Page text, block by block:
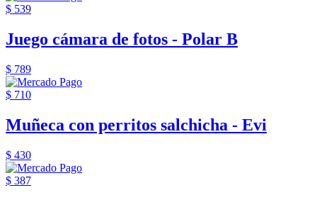
$ 539
Juego cámara de fotos - Polar B
$ 789
$ 710
Muñeca con perritos salchicha - Evi
$ 430
$ 387